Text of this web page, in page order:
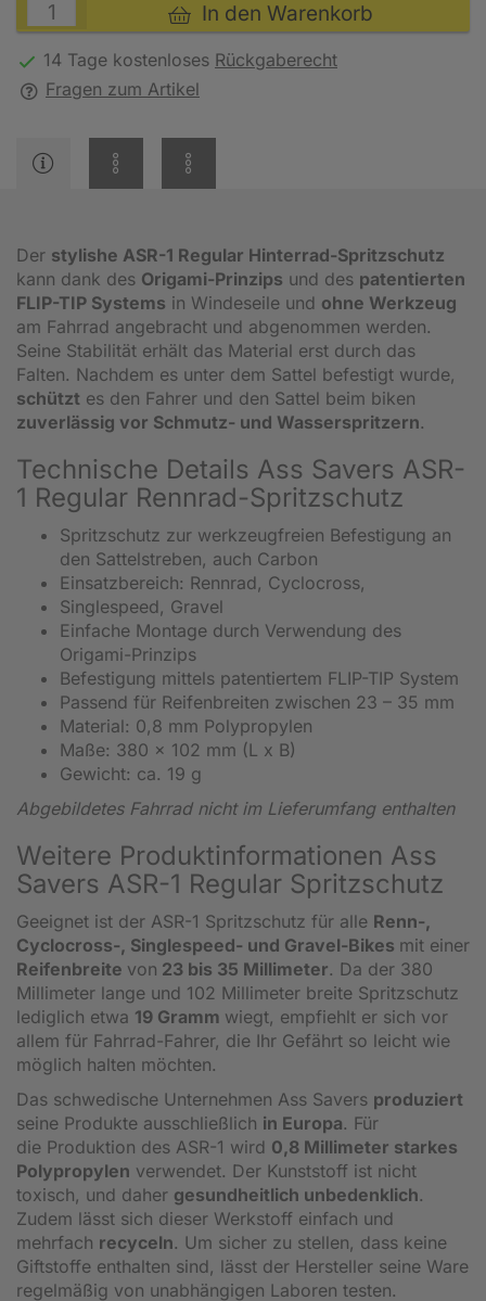
In den Warenkorb
14 Tage kostenloses Rückgaberecht
Fragen zum Artikel
Der stylishe ASR-1 Regular Hinterrad-Spritzschutz
kann dank des Origami-Prinzips und des patentierten
FLIP-TIP Systems in Windeseile und ohne Werkzeug
am Fahrrad angebracht und abgenommen werden.
Seine Stabilität erhält das Material erst durch das
Falten. Nachdem es unter dem Sattel befestigt wurde,
schützt es den Fahrer und den Sattel beim biken
zuverlässig vor Schmutz- und Wasserspritzern.
Technische Details Ass Savers ASR-
1 Regular Rennrad-Spritzschutz
Spritzschutz zur werkzeugfreien Befestigung an
den Sattelstreben, auch Carbon
Einsatzbereich: Rennrad, Cyclocross,
Singlespeed, Gravel
Einfache Montage durch Verwendung des
Origami-Prinzips
Befestigung mittels patentiertem FLIP-TIP System
Passend für Reifenbreiten zwischen 23 – 35 mm
Material: 0,8 mm Polypropylen
Maße: 380 x 102 mm (L x B)
Gewicht: ca. 19 g
Abgebildetes Fahrrad nicht im Lieferumfang enthalten
Weitere Produktinformationen Ass
Savers ASR-1 Regular Spritzschutz
Geeignet ist der ASR-1 Spritzschutz für alle Renn-,
Cyclocross-, Singlespeed- und Gravel-Bikes mit einer
Reifenbreite von 23 bis 35 Millimeter. Da der 380
Millimeter lange und 102 Millimeter breite Spritzschutz
lediglich etwa 19 Gramm wiegt, empfiehlt er sich vor
allem für Fahrrad-Fahrer, die Ihr Gefährt so leicht wie
möglich halten möchten.
Das schwedische Unternehmen Ass Savers produziert
seine Produkte ausschließlich in Europa. Für
die Produktion des ASR-1 wird 0,8 Millimeter starkes
Polypropylen verwendet. Der Kunststoff ist nicht
toxisch, und daher gesundheitlich unbedenklich.
Zudem lässt sich dieser Werkstoff einfach und
mehrfach recyceln. Um sicher zu stellen, dass keine
Giftstoffe enthalten sind, lässt der Hersteller seine Ware
regelmäßig von unabhängigen Laboren testen.